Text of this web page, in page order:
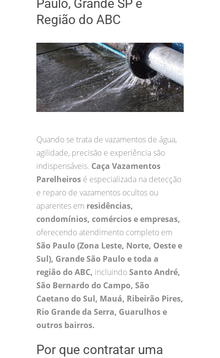
Paulo, Grande SP e
Região do ABC
Quando se trata de vazamentos de água,
agilidade, precisão e experiência são
indispensáveis. Caça Vazamentos
Parelheiros é especializada na detecção
e reparo de vazamentos ocultos ou
aparentes em residências,
condomínios, comércios e empresas,
oferecendo atendimento completo em
São Paulo (Zona Leste, Norte, Oeste e
Sul), Grande São Paulo e toda a
região do ABC, incluindoSanto André,
São Bernardo do Campo, São
Caetano do Sul, Mauá, Ribeirão Pires,
Rio Grande da Serra, Guarulhos e
outros bairros.
Por que contratar uma